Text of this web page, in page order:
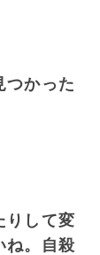
つかった
りして変
ね。自殺